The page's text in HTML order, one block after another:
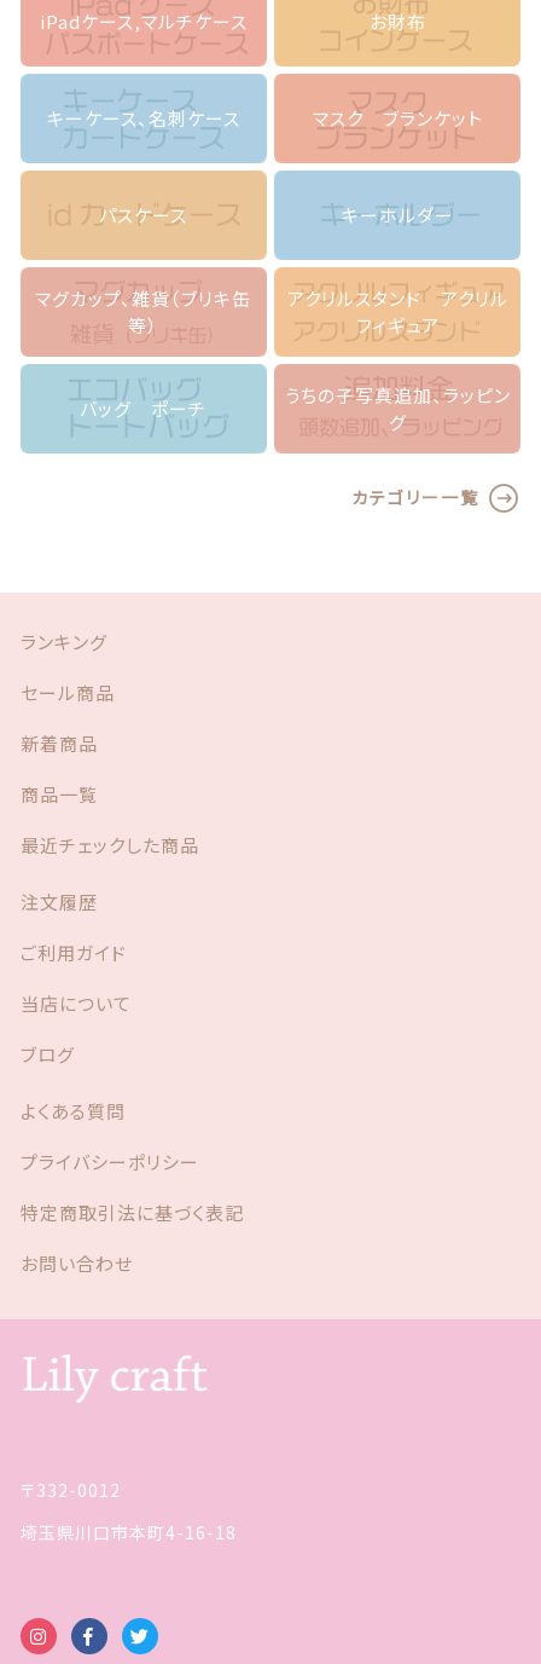
ー
ク
ワ
付
き
h
e
i
(カ
ラ
対
あ
個
iPadケース,マルチケース お財布
キーケース、名刺ケース マスク ブランケット
パスケース キーホルダー
マグカップ、雑貨（ブリキ缶
等）
アクリルスタンド アクリル
フィギュア
バッグ ポーチ
うちの子写真追加、ラッピン
グ
カテゴリー一覧
ランキング
セール商品
新着商品
商品一覧
最近チェックした商品
注文履歴
ご利用ガイド
当店について
ブログ
よくある質問
プライバシーポリシー
特定商取引法に基づく表記
お問い合わせ
〒332-0012
埼玉県川口市本町4-16-18